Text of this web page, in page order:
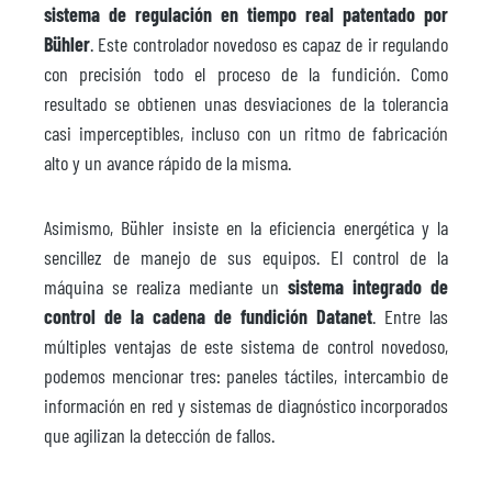
sistema de regulación en tiempo real patentado por
Bühler. Este controlador novedoso es capaz de ir regulando
con precisión todo el proceso de la fundición. Como
resultado se obtienen unas desviaciones de la tolerancia
casi imperceptibles, incluso con un ritmo de fabricación
alto y un avance rápido de la misma.
Asimismo, Bühler insiste en la eficiencia energética y la
sencillez de manejo de sus equipos. El control de la
máquina se realiza mediante un sistema integrado de
control de la cadena de fundición Datanet. Entre las
múltiples ventajas de este sistema de control novedoso,
podemos mencionar tres: paneles táctiles, intercambio de
información en red y sistemas de diagnóstico incorporados
que agilizan la detección de fallos.